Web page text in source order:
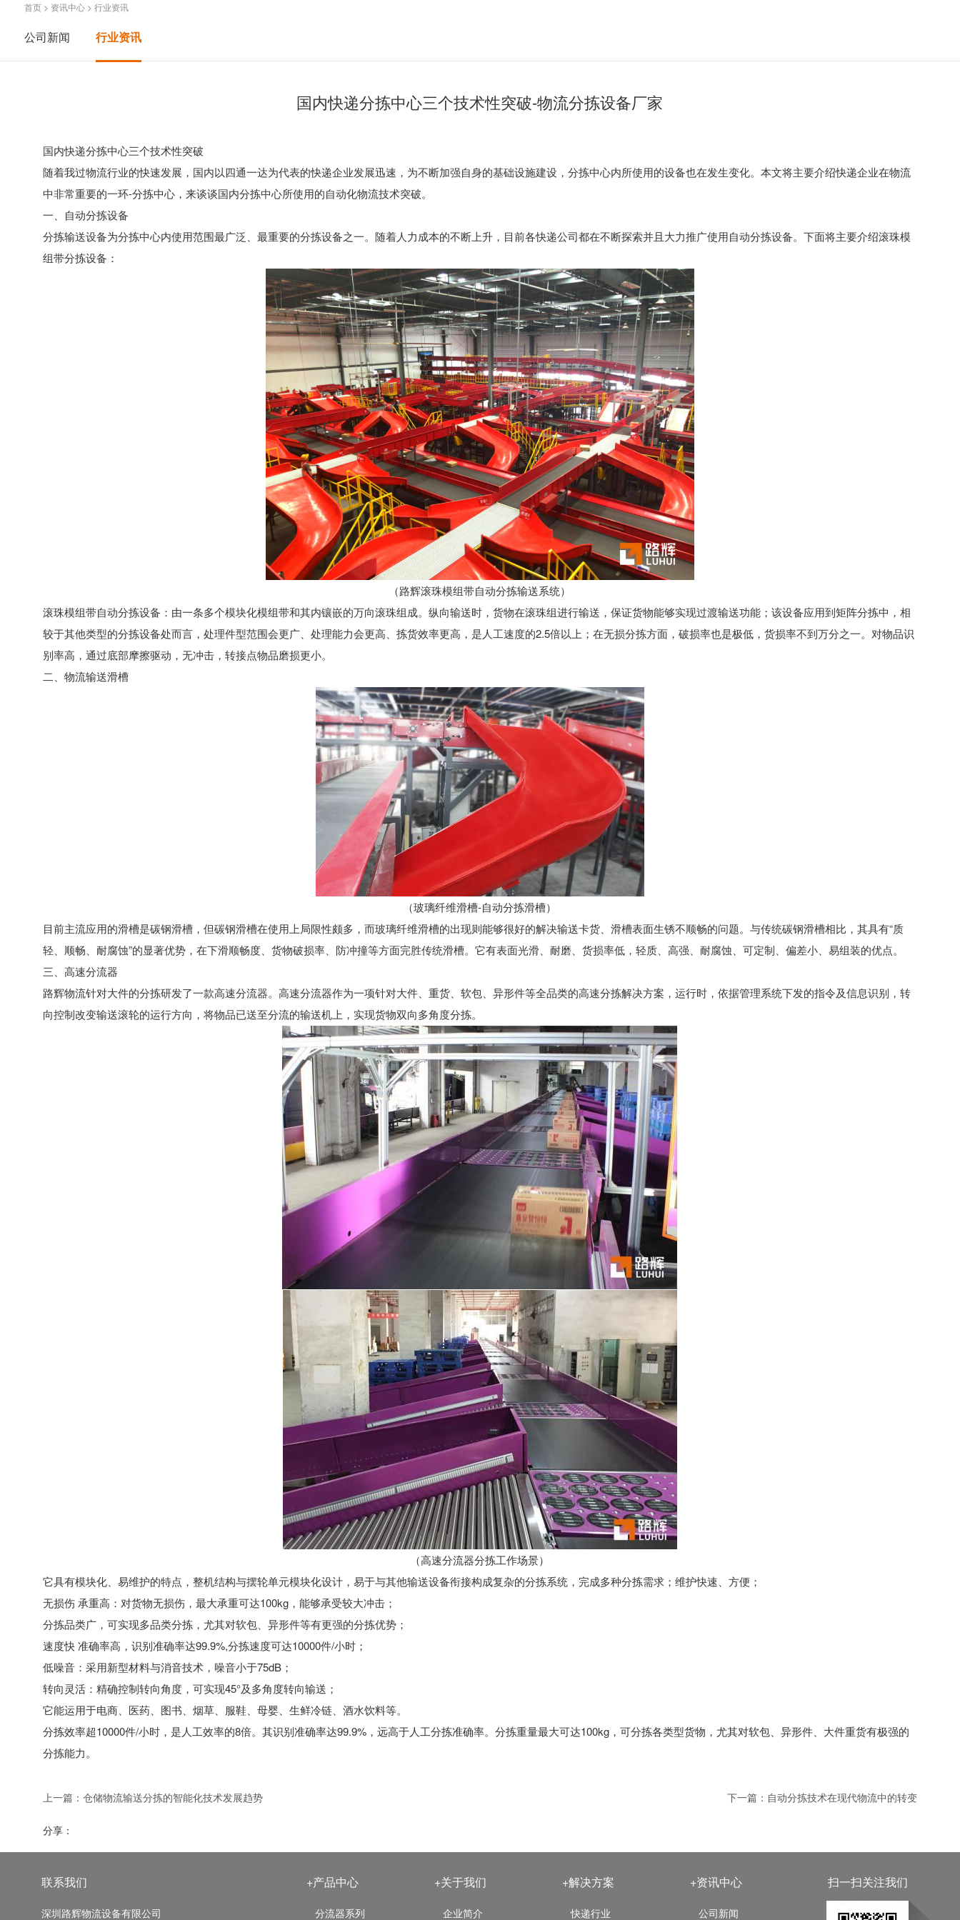
首页> 资讯中心> 行业资讯
公司新闻 行业资讯
国内快递分拣中心三个技术性突破-物流分拣设备厂家
国内快递分拣中心三个技术性突破
随着我过物流行业的快速发展，国内以四通一达为代表的快递企业发展迅速，为不断加强自身的基础设施建设，分拣中心内所使用的设备也在发生变化。本文将主要介绍快递企业在物流
中非常重要的一环-分拣中心，来谈谈国内分拣中心所使用的自动化物流技术突破。
一、 自动分拣设备
分拣输送设备为分拣中心内使用范围最广泛、最重要的分拣设备之一。随着人力成本的不断上升，目前各快递公司都在不断探索并且大力推广使用自动分拣设备。下面将主要介绍滚珠模
组带分拣设备：
（路辉滚珠模组带自动分拣输送系统）
滚珠模组带自动分拣设备：由一条多个模块化模组带和其内镶嵌的万向滚珠组成。纵向输送时，货物在滚珠组进行输送，保证货物能够实现过渡输送功能；该设备应用到矩阵分拣中，相
较于其他类型的分拣设备处而言，处理件型范围会更广、处理能力会更高、拣货效率更高，是人工速度的2.5倍以上；在无损分拣方面，破损率也是极低，货损率不到万分之一。对物品识
别率高，通过底部摩擦驱动，无冲击，转接点物品磨损更小。
二、物流输送滑槽
（玻璃纤维滑槽-自动分拣滑槽）
目前主流应用的滑槽是碳钢滑槽，但碳钢滑槽在使用上局限性颇多，而玻璃纤维滑槽的出现则能够很好的解决输送卡货、滑槽表面生锈不顺畅的问题。与传统碳钢滑槽相比，其具有“质
轻、顺畅、耐腐蚀”的显著优势，在下滑顺畅度、货物破损率、防冲撞等方面完胜传统滑槽。它有表面光滑、耐磨、货损率低，轻质、高强、耐腐蚀、可定制、偏差小、易组装的优点。
三、高速分流器
路辉物流针对大件的分拣研发了一款高速分流器。高速分流器作为一项针对大件、重货、软包、异形件等全品类的高速分拣解决方案，运行时，依据管理系统下发的指令及信息识别，转
向控制改变输送滚轮的运行方向，将物品已送至分流的输送机上，实现货物双向多角度分拣。
（高速分流器分拣工作场景）
它具有模块化、易维护的特点，整机结构与摆轮单元模块化设计，易于与其他输送设备衔接构成复杂的分拣系统，完成多种分拣需求；维护快速、方便；
无损伤 承重高：对货物无损伤，最大承重可达100kg，能够承受较大冲击；
分拣品类广，可实现多品类分拣，尤其对软包、异形件等有更强的分拣优势；
速度快 准确率高，识别准确率达99.9%,分拣速度可达10000件/小时；
低噪音：采用新型材料与消音技术，噪音小于75dB；
转向灵活：精确控制转向角度，可实现45°及多角度转向输送；
它能运用于电商、医药、图书、烟草、服鞋、母婴、生鲜冷链、酒水饮料等。
分拣效率超10000件/小时，是人工效率的8倍。其识别准确率达99.9%，远高于人工分拣准确率。分拣重量最大可达100kg，可分拣各类型货物，尤其对软包、异形件、大件重货有极强的
分拣能力。
上一篇：仓储物流输送分拣的智能化技术发展趋势 下一篇： 自动分拣技术在现代物流中的转变
分享：
联系我们
深圳路辉物流设备有限公司
+产品中心
分流器系列
+关于我们
企业简介
+解决方案
快递行业
+资讯中心
公司新闻
扫一扫关注我们